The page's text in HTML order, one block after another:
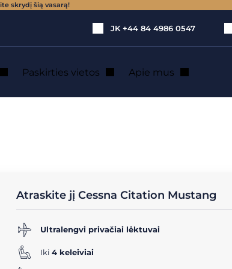
skrydį šią vasarą!
JK +44 84 4986 0547
Paskirties vietos Apie mus
Atraskite jį Cessna Citation Mustang
Ultralengvi privačiai lėktuvai
Iki 4 keleiviai